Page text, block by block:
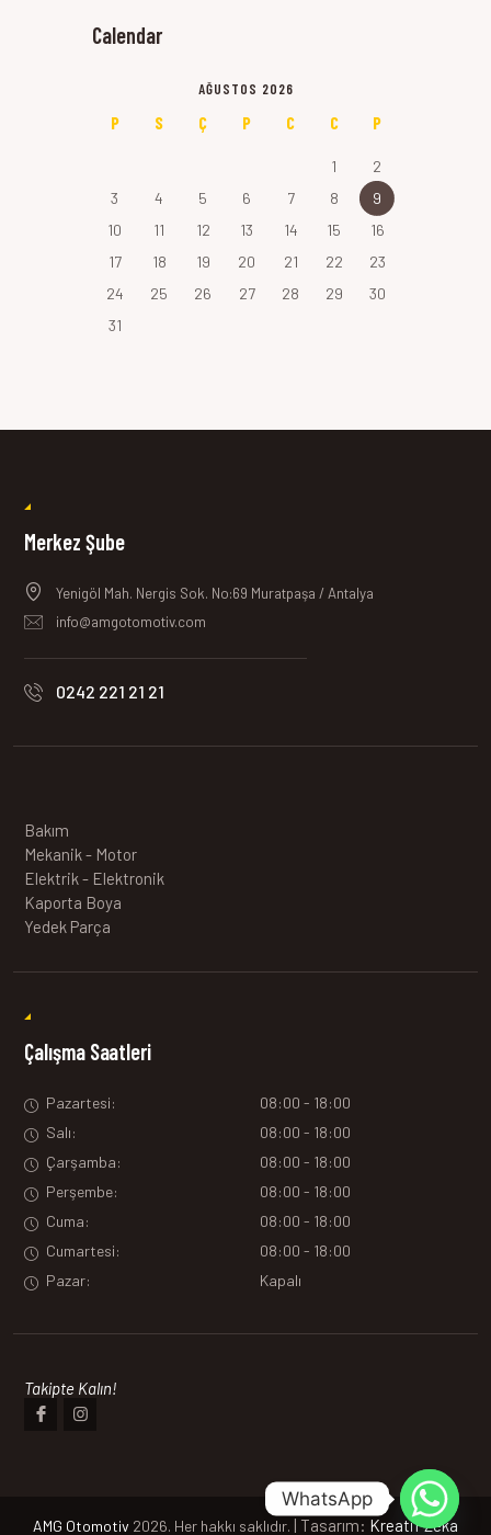
Calendar
AĞUSTOS 2026
P S Ç P C C P
1
2
3
4 5 6 7 8
9
10
11 12 13 14 15
16
17
18 19 20 21 22
23
24
25 26 27 28 29
30
31
Merkez Şube
Yenigöl Mah. Nergis Sok. No:69 Muratpaşa / Antalya
info@amgotomotiv.com
0242 221 21 21
Bakım
Mekanik - Motor
Elektrik - Elektronik
Kaporta Boya
Yedek Parça
Çalışma Saatleri
Pazartesi:
08:00 - 18:00
Salı:
08:00 - 18:00
Çarşamba:
08:00 - 18:00
Perşembe:
08:00 - 18:00
Cuma:
08:00 - 18:00
Cumartesi:
08:00 - 18:00
Pazar:
Kapalı
Takipte Kalın!
AMG Otomotiv 2026. Her hakkı saklıdır. | Tasarım: Kreatif Zeka
WhatsApp